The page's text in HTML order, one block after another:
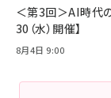
＜第3回＞AI時代
30（水）開催】
8月4日 9:00